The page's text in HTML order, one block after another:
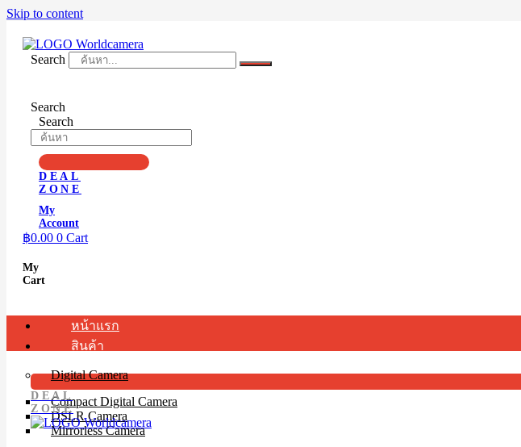
Skip to content
Search
Search
Search
DEAL
ZONE
My
Account
฿0.00 0 Cart
My
Cart
หน้าแรก
สินค้า
Digital Camera
Compact Digital Camera
DSLR Camera
Mirrorless Camera
DEAL
ZONE